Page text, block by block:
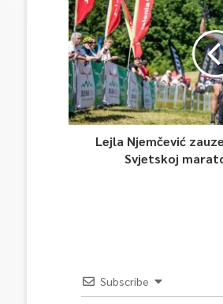
Lejla Njemčević
Svjetskoj
Subscribe